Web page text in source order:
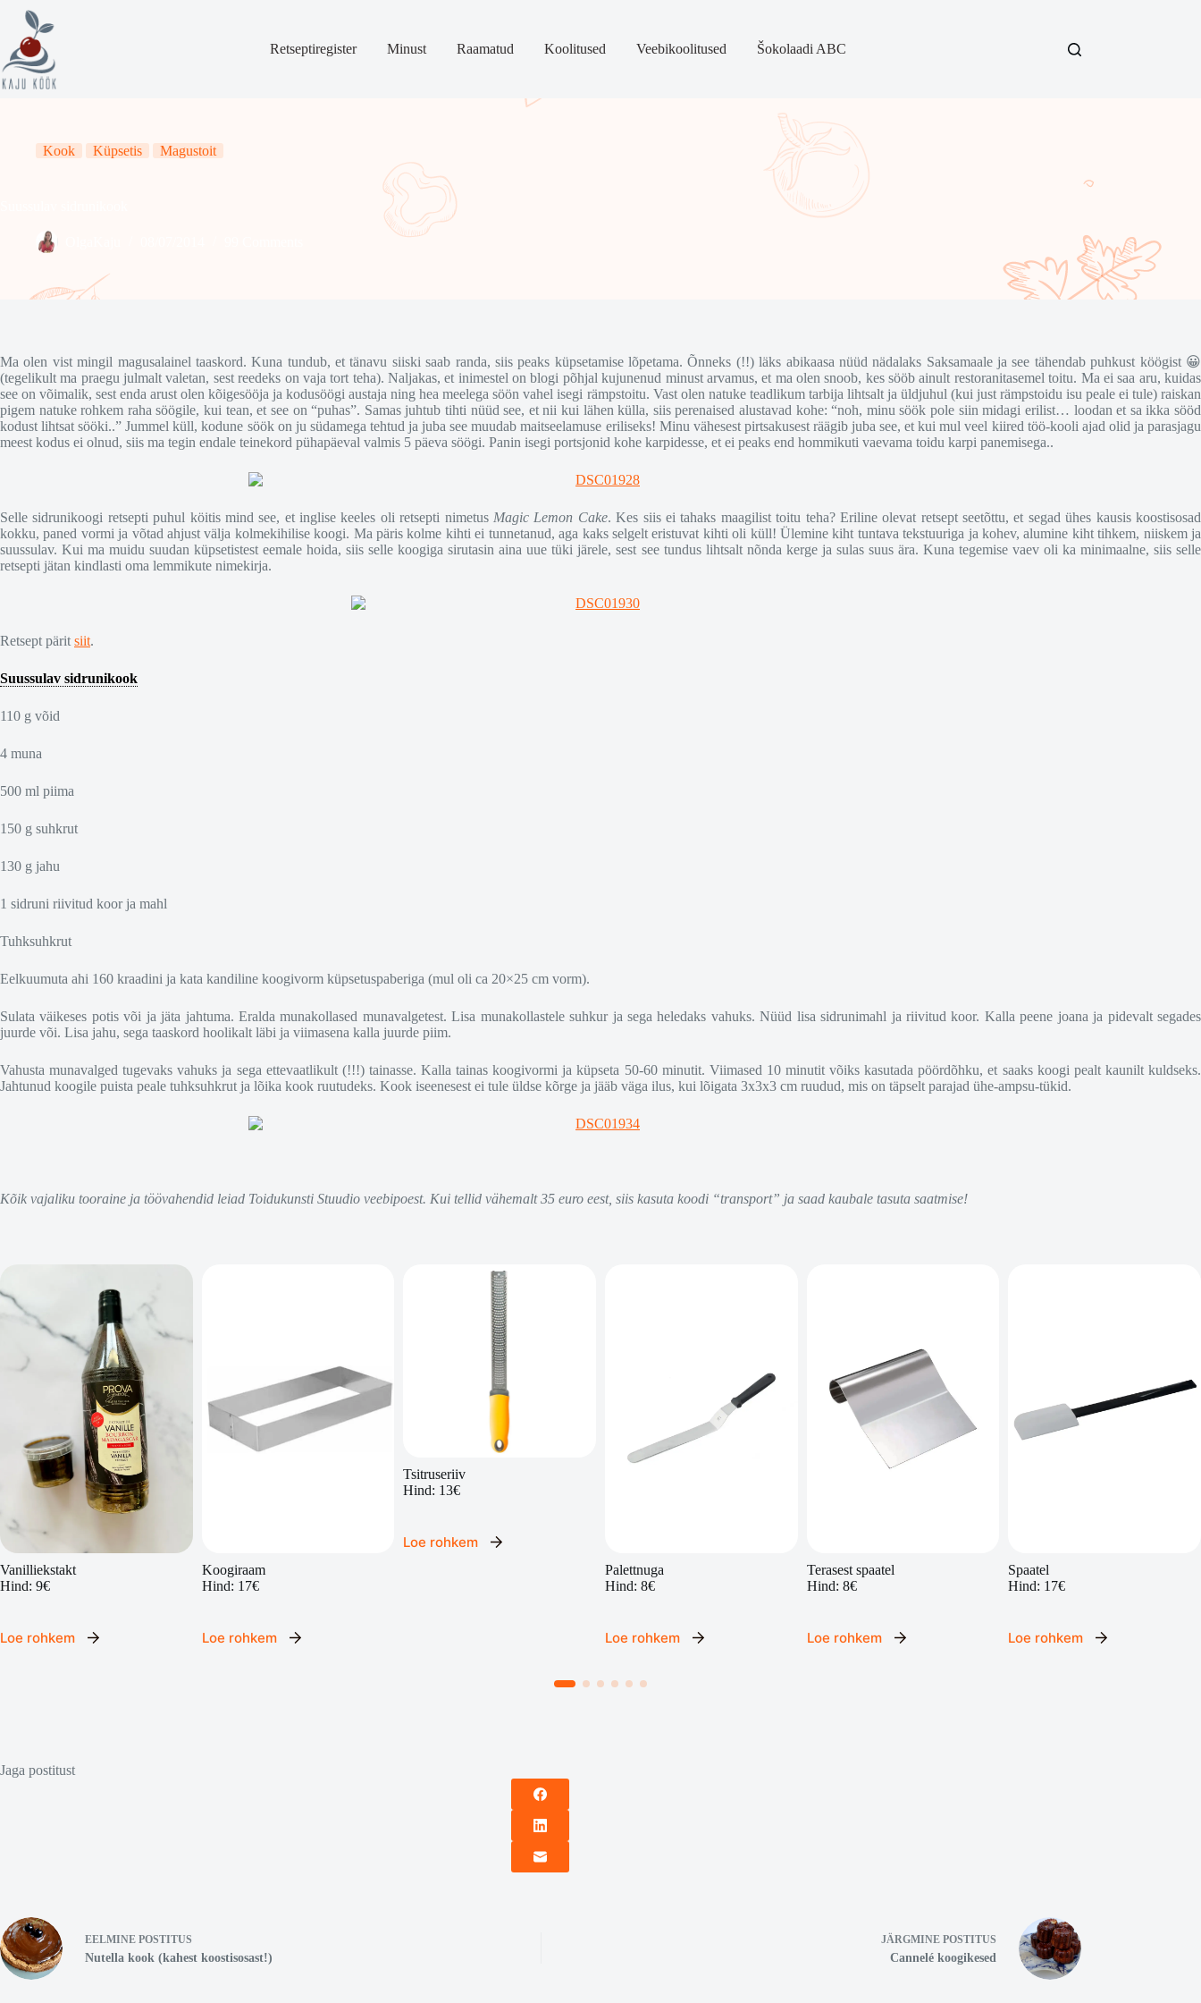
content
Retseptiregister Minust Raamatud Koolitused Veebikoolitused Šokolaadi ABC
Kook Küpsetis Magustoit
Ma olen vist mingil magusalainel taaskord. Kuna tundub, et tänavu siiski saab randa, siis peaks küpsetamise lõpetama. Õnneks (!!) läks abikaasa nüüd nädalaks Saksamaale ja see tähendab puhkust köögist 😀
(tegelikult ma praegu julmalt valetan, sest reedeks on vaja tort teha). Naljakas, et inimestel on blogi põhjal kujunenud minust arvamus, et ma olen snoob, kes sööb ainult restoranitasemel toitu. Ma ei saa aru, kuidas
see on võimalik, sest enda arust olen kõigesööja ja kodusöögi austaja ning hea meelega söön vahel isegi rämpstoitu. Vast olen natuke teadlikum tarbija lihtsalt ja üldjuhul (kui just rämpstoidu isu peale ei tule) raiskan
pigem natuke rohkem raha söögile, kui tean, et see on “puhas”. Samas juhtub tihti nüüd see, et nii kui lähen külla, siis perenaised alustavad kohe: “noh, minu söök pole siin midagi erilist… loodan et sa ikka sööd
kodust lihtsat sööki..” Jummel küll, kodune söök on ju südamega tehtud ja juba see muudab maitseelamuse eriliseks! Minu vähesest pirtsakusest räägib juba see, et kui mul veel kiired töö-kooli ajad olid ja parasjagu
meest kodus ei olnud, siis ma tegin endale teinekord pühapäeval valmis 5 päeva söögi. Panin isegi portsjonid kohe karpidesse, et ei peaks end hommikuti vaevama toidu karpi panemisega..
Selle sidrunikoogi retsepti puhul köitis mind see, et inglise keeles oli retsepti nimetus Magic Lemon Cake. Kes siis ei tahaks maagilist toitu teha? Eriline olevat retsept seetõttu, et segad ühes kausis koostisosad
kokku, paned vormi ja võtad ahjust välja kolmekihilise koogi. Ma päris kolme kihti ei tunnetanud, aga kaks selgelt eristuvat kihti oli küll! Ülemine kiht tuntava tekstuuriga ja kohev, alumine kiht tihkem, niiskem ja
suussulav. Kui ma muidu suudan küpsetistest eemale hoida, siis selle koogiga sirutasin aina uue tüki järele, sest see tundus lihtsalt nõnda kerge ja sulas suus ära. Kuna tegemise vaev oli ka minimaalne, siis selle
retsepti jätan kindlasti oma lemmikute nimekirja.
Retsept pärit siit.
Suussulav sidrunikook
110 g võid
4 muna
500 ml piima
150 g suhkrut
130 g jahu
1 sidruni riivitud koor ja mahl
Tuhksuhkrut
Eelkuumuta ahi 160 kraadini ja kata kandiline koogivorm küpsetuspaberiga (mul oli ca 20×25 cm vorm).
Sulata väikeses potis või ja jäta jahtuma. Eralda munakollased munavalgetest. Lisa munakollastele suhkur ja sega heledaks vahuks. Nüüd lisa sidrunimahl ja riivitud koor. Kalla peene joana ja pidevalt segades
juurde või. Lisa jahu, sega taaskord hoolikalt läbi ja viimasena kalla juurde piim.
Vahusta munavalged tugevaks vahuks ja sega ettevaatlikult (!!!) tainasse. Kalla tainas koogivormi ja küpseta 50-60 minutit. Viimased 10 minutit võiks kasutada pöördõhku, et saaks koogi pealt kaunilt kuldseks.
Jahtunud koogile puista peale tuhksuhkrut ja lõika kook ruutudeks. Kook iseenesest ei tule üldse kõrge ja jääb väga ilus, kui lõigata 3x3x3 cm ruudud, mis on täpselt parajad ühe-ampsu-tükid.
Kõik vajaliku tooraine ja töövahendid leiad Toidukunsti Stuudio veebipoest. Kui tellid vähemalt 35 euro eest, siis kasuta koodi “transport” ja saad kaubale tasuta saatmise!
Vanilliekstakt
Hind: 9€
Loe rohkem
Koogiraam
Hind: 17€
Loe rohkem
Tsitruseriiv
Hind: 13€
Loe rohkem
Palettnuga
Hind: 8€
Loe rohkem
Terasest spaatel
Hind: 8€
Loe rohkem
Spaatel
Hind: 17€
Loe rohkem
Jaga postitust
EELMINE POSTITUS
Nutella kook (kahest koostisosast!)
JÄRGMINE POSTITUS
Cannelé koogikesed